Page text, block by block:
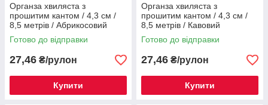
Органза хвиляста з
прошитим кантом / 4,3 см /
8,5 метрів / Абрикосовий
Готово до відправки
27,46 ₴/рулон
Купити
Органза хвиляста з
прошитим кантом / 4,3 см /
8,5 метрів / Кавовий
Готово до відправки
27,46 ₴/рулон
Купити